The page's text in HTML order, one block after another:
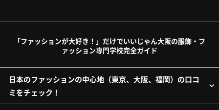
「ファッションが大好き！」だけでいいじゃん大阪の服飾・フ
ァッション専門学校完全ガイド
日本のファッションの中心地（東京、大阪、福岡）の口コ
ミをチェック！